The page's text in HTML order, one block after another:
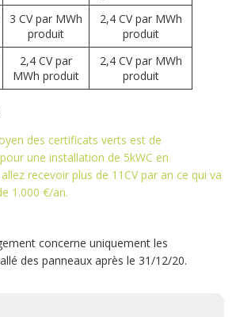
3 CV par MWh
produit
2,4 CV par MWh
produit
2,4 CV par
MWh produit
2,4 CV par MWh
produit
des certificats verts est de
une installation de 5kWC en
recevoir plus de 11CV par an ce qui va
1.000 €/an.
concerne uniquement les
des panneaux après le 31/12/20.